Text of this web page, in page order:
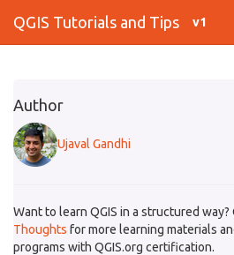
QGIS Tutorials and Tips v1
Author
Ujaval Gandhi
Want to learn QGIS in a structured way?
Thoughts for more learning materials
programs with QGIS.org certification.